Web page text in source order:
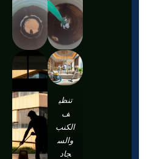
تنظي
ف
الكنب
والس
جاد